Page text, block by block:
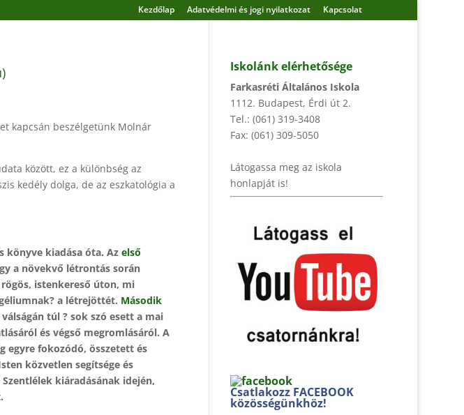
Kezdőlap Adatvédelmi és jogi nyilatkozat Kapcsolat
kapcsán beszélgetünk Molnár
között, ez a különbség az
kedély dolga, de az eszkatológia a
könyve kiadása óta. Azelső
a növekvő létrontás során
istenkereső úton, mi
a létrejöttét. Második
túl ? sok szó esett a mai
és végső megromlásáról. A
egyre fokozódó, összetett és
közvetlen segítsége és
kiáradásának idején,
Iskolánk elérhetősége
Farkasréti Általános Iskola
1112. Budapest, Érdi út 2.
Tel.: (061) 319-3408
Fax: (061) 309-5050
Látogassa meg az iskola
honlapját is!
Csatlakozz FACEBOOK
közösségünkhöz!